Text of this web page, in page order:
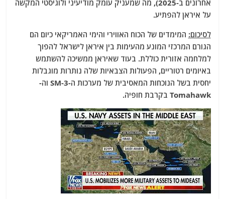
אחרונים ב-2025), מה שמעניק עומק מודיעיני ולוגיסטי המקשה
על איראן להפתיע.
לסיכום: המימדים של הכוח האווירי והימי האמריקאי כיום הם
הגורם המרכזי המונע מהעימות בין איראן לישראל להפוך
למלחמה אזורית כוללת. בעוד שאיראן ממשיכה להשתמש
באיומים רטוריים, הפעולות הצבאיות שלה נותרות מוגבלות
יחסית בשל הנוכחות המאסיבית של מערכות ה-SM-3 וה-
Tomahawk בקרבת חופיה.